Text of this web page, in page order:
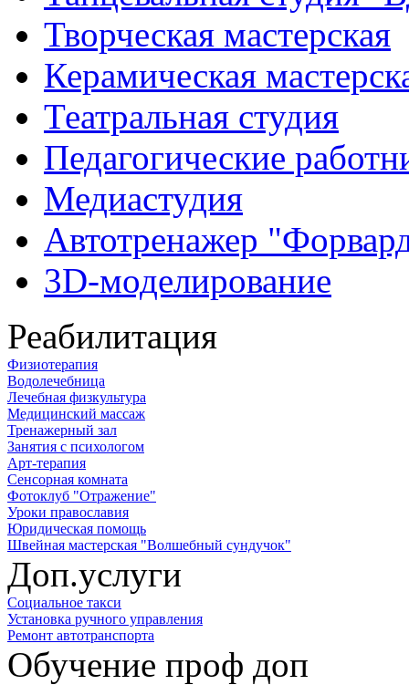
Творческая мастерская
Керамическая
Театральная студия
Педагогические
Медиастудия
Автотренажер
3D-моделирование
Реабилитация
Физиотерапия
Водолечебница
Лечебная физкультура
Медицинский массаж
Тренажерный зал
Занятия с психологом
Арт-терапия
Сенсорная комната
Фотоклуб "Отражение"
Уроки православия
Юридическая помощь
Швейная мастерская "Волшебный сундучок"
Доп.услуги
Социальное такси
Установка ручного управления
Ремонт автотранспорта
Обучение проф доп